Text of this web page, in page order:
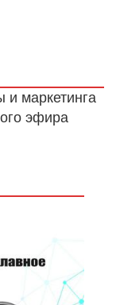
маркетинга
эфира